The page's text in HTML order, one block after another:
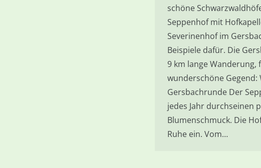
schöne
Seppenhof mit
Severinenhof im
Beispiele dafür. Die
9 km lange
wunderschöne Gegend:
Gersbachrunde Der
jedes Jahr durchseinen
Blumenschmuck. Die
Ruhe ein. Vom…